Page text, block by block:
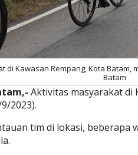
di Kawasan Rempang, Kota Batam,
Batam
Aktivitas masyarakat di
2023).
tim di lokasi, beberapa